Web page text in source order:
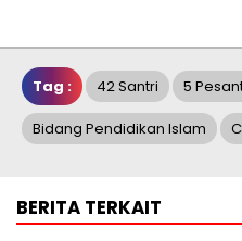
Tag : 42 Santri 5
Bidang Pendidikan Islam
BERITA TERKAIT